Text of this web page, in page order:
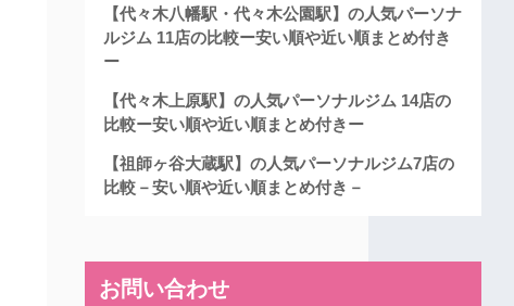
【代々木八幡駅・代々木公園駅】の人気パーソナ
ルジム 11店の比較ー安い順や近い順まとめ付き
ー
【代々木上原駅】の人気パーソナルジム 14店の
比較ー安い順や近い順まとめ付きー
【祖師ヶ谷大蔵駅】の人気パーソナルジム7店の
比較－安い順や近い順まとめ付き－
お問い合わせ